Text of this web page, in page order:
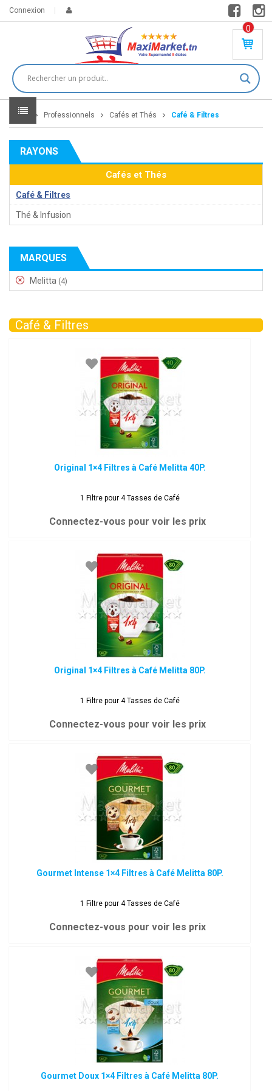
Connexion
0
PR
DU
IT(
S)
DT
Home Professionnels Cafés et Thés Café & Filtres
RAYONS
Cafés et Thés
Café & Filtres
Thé & Infusion
MARQUES
Melitta (4)
Café & Filtres
Original 1×4 Filtres à Café Melitta 40P.
1 Filtre pour 4 Tasses de Café
Connectez-vous pour voir les prix
Original 1×4 Filtres à Café Melitta 80P.
1 Filtre pour 4 Tasses de Café
Connectez-vous pour voir les prix
Gourmet Intense 1×4 Filtres à Café Melitta 80P.
1 Filtre pour 4 Tasses de Café
Connectez-vous pour voir les prix
Gourmet Doux 1×4 Filtres à Café Melitta 80P.